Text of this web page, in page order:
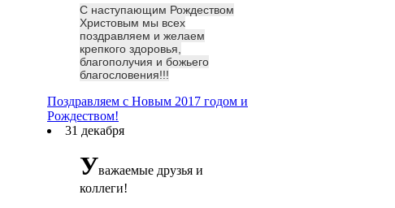
С наступающим Рождеством
Христовым мы всех
поздравляем и желаем
крепкого здоровья,
благополучия и божьего
благословения!!!
Поздравляем с Новым 2017 годом и
Рождеством!
31 декабря
Уважаемые друзья и
коллеги!